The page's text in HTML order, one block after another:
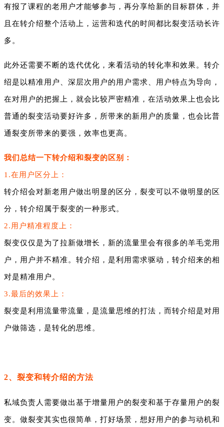
有报了课程的老用户才能够参与，再分享给新的目标群体，并
且在转介绍整个活动上，运营和迭代的时间都比裂变活动长许
多。
此外还需要不断的迭代优化，来看活动的转化率和效果。转介
绍是以精准用户、深层次用户的用户需求、用户特点为导向，
在对用户的把握上，就会比较严密精准，在活动效果上也会比
普通的裂变活动要好许多，所带来的新用户的质量，也会比普
通裂变所带来的要强，效率也更高。
我们总结一下转介绍和裂变的区别：
1.在用户区分上：
转介绍会对新老用户做出明显的区分，裂变可以不做明显的区
分，转介绍属于裂变的一种形式。
2.用户精准程度上：
裂变仅仅是为了拉新做增长，新的流量里会有很多的羊毛党用
户，用户并不精准。转介绍，是利用需求驱动，转介绍来的相
对是精准用户。
3.最后的效果上：
裂变是利用流量带流量，是流量思维的打法，而转介绍是对用
户做筛选，是转化的思维。
2、裂变和转介绍的方法
私域负责人需要做出基于增量用户的裂变和基于存量用户的裂
变。做裂变其实也很简单，打好场景，想好用户的参与动机和